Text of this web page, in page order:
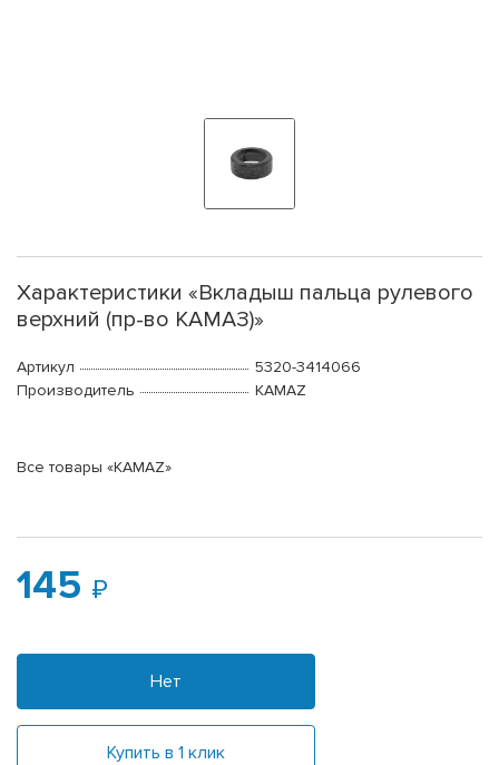
Характеристики «Вкладыш пальца рулевого
верхний (пр-во КАМАЗ)»
Артикул
5320-3414066
Производитель
KAMAZ
Все товары «KAMAZ»
145
Нет
Купить в 1 клик